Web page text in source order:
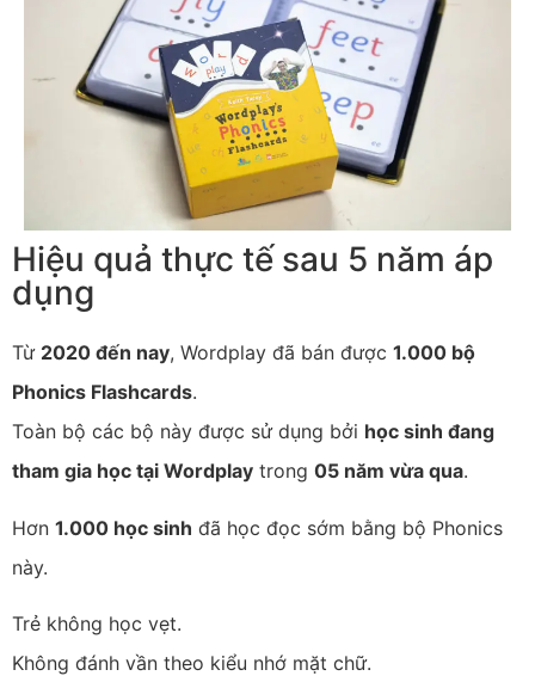
Hiệu quả thực tế sau 5 năm áp
dụng
Từ 2020 đến nay, Wordplay đã bán được 1.000 bộ
Phonics Flashcards.
Toàn bộ các bộ này được sử dụng bởi học sinh đang
tham gia học tại Wordplay trong 05 năm vừa qua.
Hơn 1.000 học sinh đã học đọc sớm bằng bộ Phonics
này.
Trẻ không học vẹt.
Không đánh vần theo kiểu nhớ mặt chữ.